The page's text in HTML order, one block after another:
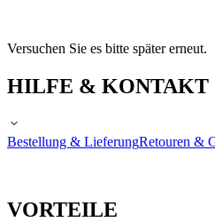
Versuchen Sie es bitte später erneut.
HILFE & KONTAKT
Bestellung & LieferungRetouren &
VORTEILE